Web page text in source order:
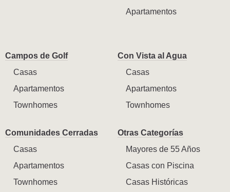
Apartamentos
Campos de Golf
Casas
Apartamentos
Townhomes
Con Vista al Agua
Casas
Apartamentos
Townhomes
Comunidades Cerradas
Casas
Apartamentos
Townhomes
Otras Categorías
Mayores de 55 Años
Casas con Piscina
Casas Históricas